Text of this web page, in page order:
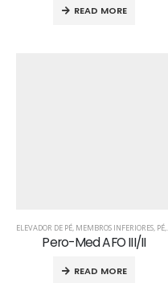
READ MORE
ELEVADOR DE PÉ, MEMBROS INFERIORES, PÉ,
Pero-Med AFO III/II
READ MORE